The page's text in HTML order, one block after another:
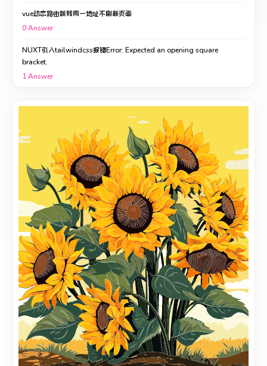
vue动态路由跳转同一地址不刷新页面
0Answer
NUXT引入tailwindcss报错Error: Expected an opening square
bracket.
1Answer